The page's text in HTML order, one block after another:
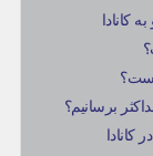
کانادا
است؟
برسانیم؟
کانادا